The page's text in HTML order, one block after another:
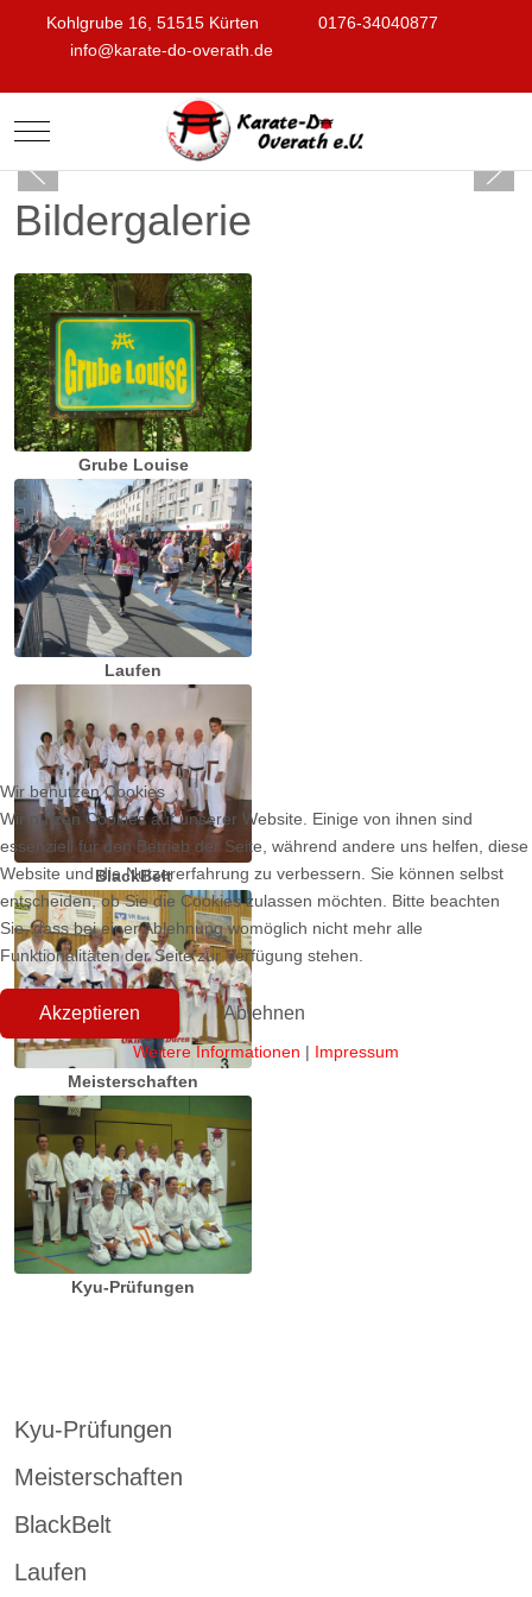
Kohlgrube 16, 51515 Kürten
0176-34040877
info@karate-do-overath.de
Mobile Menu Toggle
Bildergalerie
Grube Louise
Laufen
BlackBelt
Meisterschaften
Kyu-Prüfungen
Kyu-Prüfungen
Meisterschaften
BlackBelt
Laufen
Wir benutzen Cookies
Wir nutzen Cookies auf unserer Website. Einige von ihnen sind
essenziell für den Betrieb der Seite, während andere uns helfen, diese
Website und die Nutzererfahrung zu verbessern. Sie können selbst
entscheiden, ob Sie die Cookies zulassen möchten. Bitte beachten
Sie, dass bei einer Ablehnung womöglich nicht mehr alle
Funktionalitäten der Seite zur Verfügung stehen.
Akzeptieren Ablehnen
Weitere Informationen | Impressum